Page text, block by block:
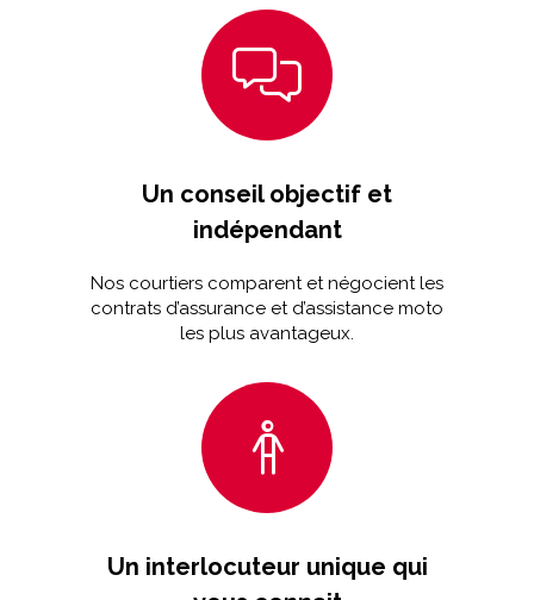
Un conseil objectif et
indépendant
Nos courtiers comparent et négocient les
contrats d’assurance et d’assistance moto
les plus avantageux.
Un interlocuteur unique qui